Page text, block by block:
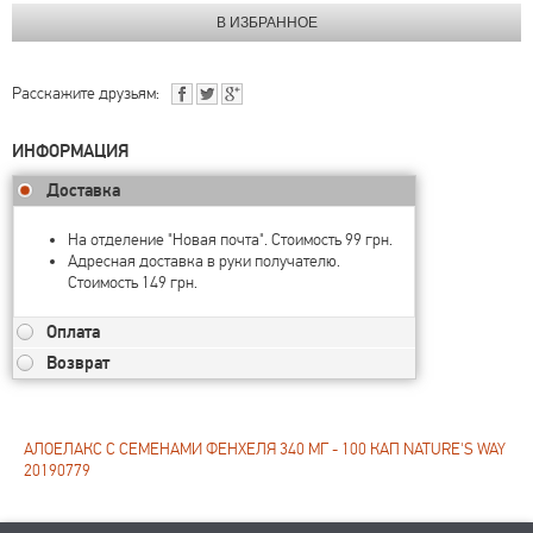
Расскажите друзьям:
ИНФОРМАЦИЯ
Доставка
На отделение "Новая почта". Стоимость 99 грн.
Адресная доставка в руки получателю.
Стоимость 149 грн.
Оплата
Возврат
АЛОЕЛАКС С СЕМЕНАМИ ФЕНХЕЛЯ 340 МГ - 100 КАП NATURE'S WAY
20190779